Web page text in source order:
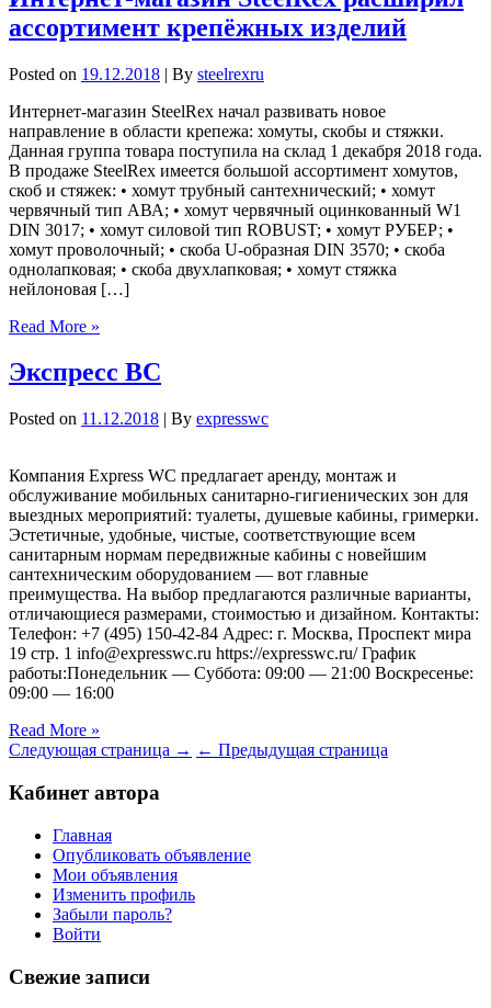
ассортимент крепёжных изделий
Posted on 19.12.2018 | By steelrexru
Интернет-магазин SteelRex начал развивать новое
направление в области крепежа: хомуты, скобы и стяжки.
Данная группа товара поступила на склад 1 декабря 2018 года.
В продаже SteelRex имеется большой ассортимент хомутов,
скоб и стяжек: • хомут трубный сантехнический; • хомут
червячный тип АВА; • хомут червячный оцинкованный W1
DIN 3017; • хомут силовой тип ROBUST; • хомут РУБЕР; •
хомут проволочный; • скоба U-образная DIN 3570; • скоба
однолапковая; • скоба двухлапковая; • хомут стяжка
нейлоновая […]
Read More »
Экспресс ВС
Posted on 11.12.2018 | By expresswc
Компания Express WC предлагает аренду, монтаж и
обслуживание мобильных санитарно-гигиенических зон для
выездных мероприятий: туалеты, душевые кабины, гримерки.
Эстетичные, удобные, чистые, соответствующие всем
санитарным нормам передвижные кабины с новейшим
сантехническим оборудованием — вот главные
преимущества. На выбор предлагаются различные варианты,
отличающиеся размерами, стоимостью и дизайном. Контакты:
Телефон: +7 (495) 150-42-84 Адрес: г. Москва, Проспект мира
19 стр. 1 info@expresswc.ru https://expresswc.ru/ График
работы:Понедельник — Суббота: 09:00 — 21:00 Воскресенье:
09:00 — 16:00
Read More »
Следующая страница → ← Предыдущая страница
Кабинет автора
Главная
Опубликовать объявление
Мои объявления
Изменить профиль
Забыли пароль?
Войти
Свежие записи